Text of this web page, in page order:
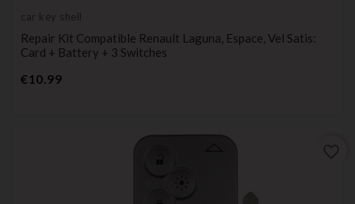
car key shell
Repair Kit Compatible Renault Laguna, Espace, Vel Satis:
Card + Battery + 3 Switches
€10.99Price